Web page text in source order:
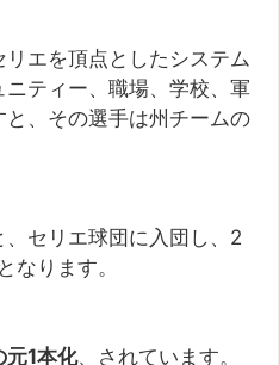
エを頂点としたシステム
ティー、職場、学校、軍
、その選手は州チームの
セリエ球団に入団し、2
なります。
元1本化、されています。